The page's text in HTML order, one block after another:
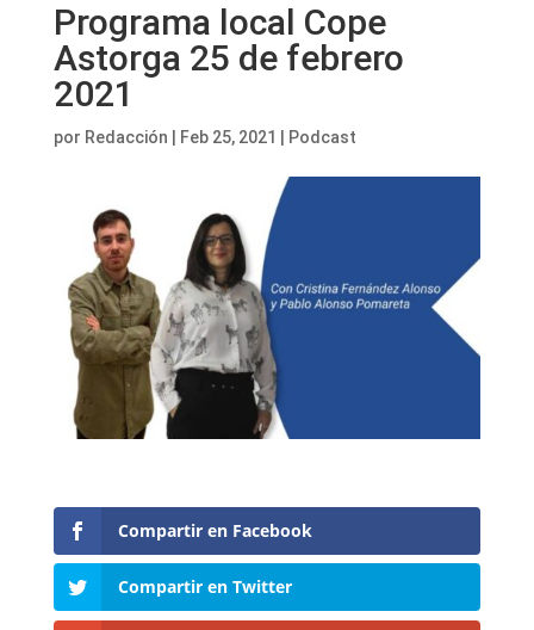
Programa local Cope
Astorga 25 de febrero
2021
por Redacción Feb 25, 2021 Podcast
Compartir en Facebook
Compartir en Twitter